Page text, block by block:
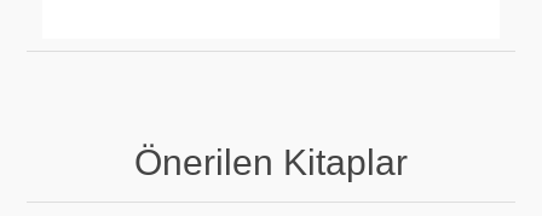
Önerilen Kitaplar